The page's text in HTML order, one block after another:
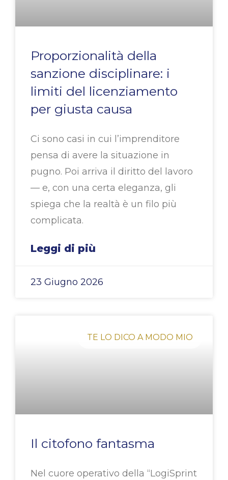
Proporzionalità della
sanzione disciplinare: i
limiti del licenziamento
per giusta causa
Ci sono casi in cui l’imprenditore
pensa di avere la situazione in
pugno. Poi arriva il diritto del lavoro
— e, con una certa eleganza, gli
spiega che la realtà è un filo più
complicata.
Leggi di più
23 Giugno 2026
TE LO DICO A MODO MIO
Il citofono fantasma
Nel cuore operativo della “LogiSprint